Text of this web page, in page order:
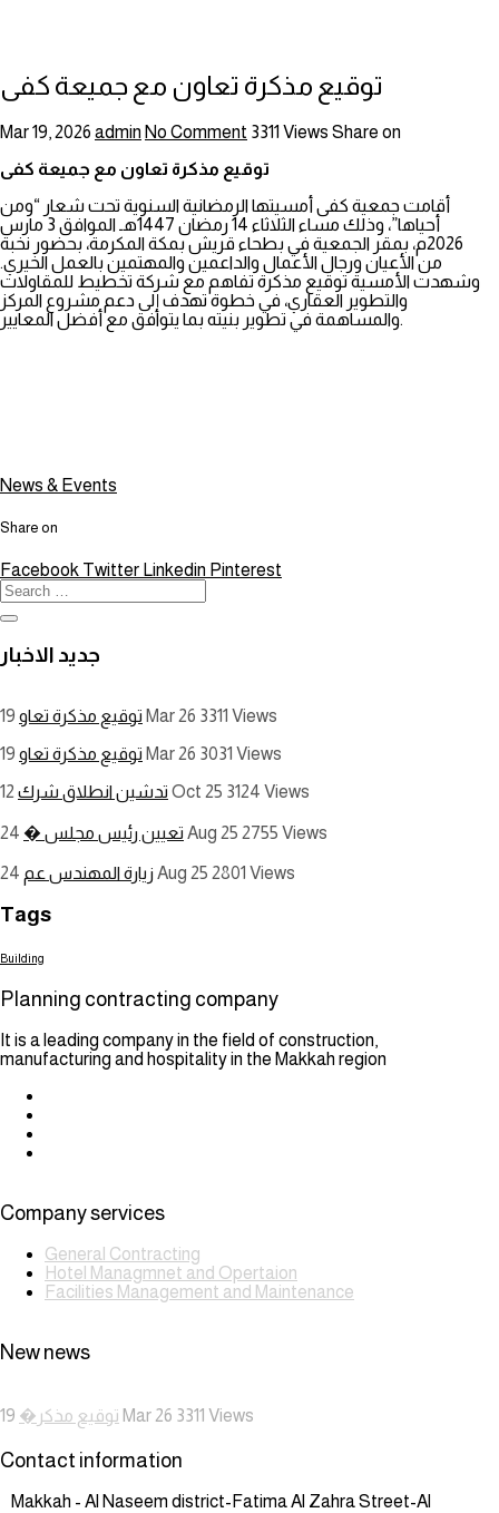
توقيع مذكرة تعاون مع جميعة كفى
Mar 19, 2026 admin No Comment 3311 Views Share on
توقيع مذكرة تعاون مع جميعة كفى
أقامت جمعية كفى أمسيتها الرمضانية السنوية تحت شعار “ومن
أحياها”، وذلك مساء الثلاثاء 14 رمضان 1447هـ الموافق 3 مارس
2026م، بمقر الجمعية في بطحاء قريش بمكة المكرمة، بحضور نخبة
من الأعيان ورجال الأعمال والداعمين والمهتمين بالعمل الخيري.
وشهدت الأمسية توقيع مذكرة تفاهم مع شركة تخطيط للمقاولات
والتطوير العقاري، في خطوة تهدف إلى دعم مشروع المركز
والمساهمة في تطوير بنيته بما يتوافق مع أفضل المعايير.
News & Events
Share on
Facebook Twitter Linkedin Pinterest
جديد الاخبار
توقيع مذكرة تعاو 19 Mar 26 3311 Views
توقيع مذكرة تعاو 19 Mar 26 3031 Views
تدشين انطلاق شرك 12 Oct 25 3124 Views
تعيين رئيس مجلس � 24 Aug 25 2755 Views
زيارة المهندس عم 24 Aug 25 2801 Views
Tags
Building
Planning contracting company
It is a leading company in the field of construction,
manufacturing and hospitality in the Makkah region
Company services
General Contracting
Hotel Managmnet and Opertaion
Facilities Management and Maintenance
New news
توقيع مذكر� 19 Mar 26 3311 Views
Contact information
Makkah - Al Naseem district-Fatima Al Zahra Street-Al